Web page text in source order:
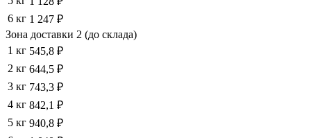
6 кг 1 247 ₽
Зона доставки 2 (до склада)
1 кг 545,8 ₽
2 кг 644,5 ₽
3 кг 743,3 ₽
4 кг 842,1 ₽
5 кг 940,8 ₽